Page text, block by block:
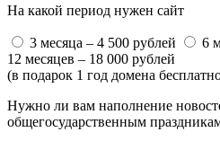
На какой период нужен сайт
3 месяца – 4 500 рублей
6
12 месяцев – 18 000 рублей
(в подарок 1 год домена
Нужно ли вам наполнение
общегосударственным